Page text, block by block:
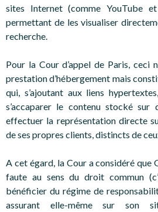
sites Internet (comme YouTube
permettant de les visualiser
recherche.
Pour la Cour d’appel de Paris, ceci
prestation d’hébergement mais
qui, s’ajoutant aux liens
s’accaparer le contenu stocké sur
effectuer la représentation directe
de ses propres clients, distincts de
A cet égard, la Cour a considéré que
faute au sens du droit commun
bénéficier du régime de
assurant elle-même sur son